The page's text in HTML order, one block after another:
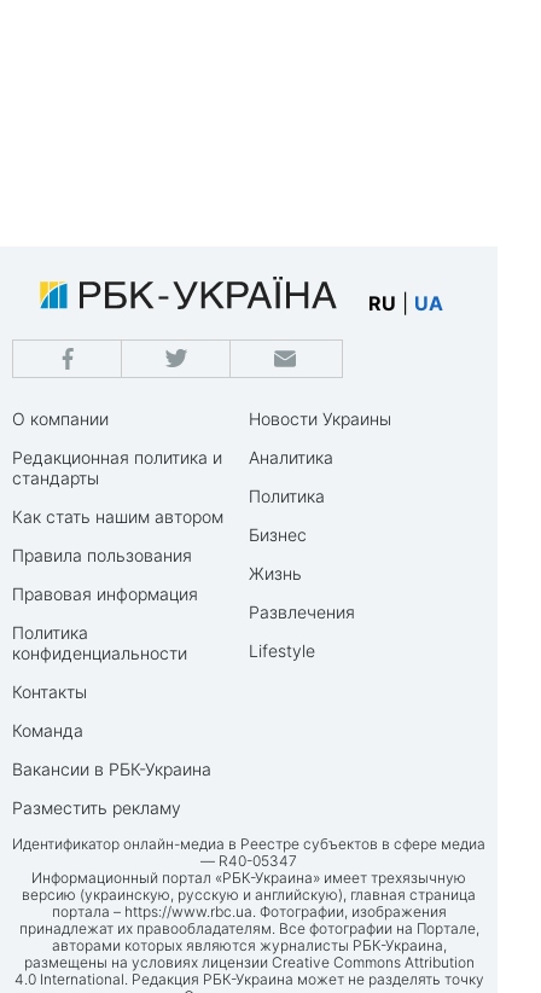
RU UA
О компании
Редакционная политика и
стандарты
Как стать нашим автором
Правила пользования
Правовая информация
Политика
конфиденциальности
Контакты
Команда
Вакансии в РБК-Украина
Разместить рекламу
Новости Украины
Аналитика
Политика
Бизнес
Жизнь
Развлечения
Lifestyle
Идентификатор онлайн-медиа в Реестре субъектов в сфере медиа
— R40-05347
Информационный портал «РБК-Украина» имеет трехязычную
версию (украинскую, русскую и английскую), главная страница
портала – https://www.rbc.ua. Фотографии, изображения
принадлежат их правообладателям. Все фотографии на Портале,
авторами которых являются журналисты РБК-Украина,
размещены на условиях лицензии Creative Commons Attribution
4.0 International. Редакция РБК-Украина может не разделять точку